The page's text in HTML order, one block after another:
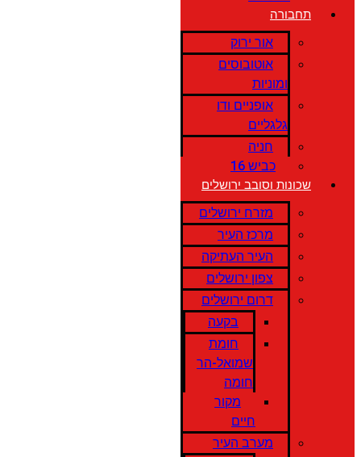
תחבורה
אור ירוק
אוטובוסים
ומוניות
אופניים ודו
גלגליים
חניה
כביש 16
שכונות וסובב ירושלים
מזרח ירושלים
מרכז העיר
העיר העתיקה
צפון ירושלים
דרום ירושלים
בקעה
חומת
שמואל-הר
חומה
מקור
חיים
מערב העיר